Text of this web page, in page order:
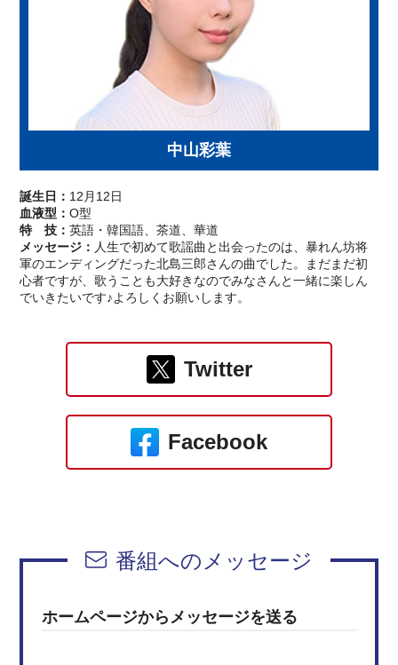
中山彩葉
誕生日： 12月12日
血液型：O型
特 技：英語・韓国語、茶道、華道
メッセージ： 人生で初めて歌謡曲と出会ったのは、暴れん坊将
軍のエンディングだった北島三郎さんの曲でした。まだまだ初
心者ですが、歌うことも大好きなのでみなさんと一緒に楽しん
でいきたいです♪よろしくお願いします。
Twitter
Facebook
番組へのメッセージ
ホームページからメッセージを送る